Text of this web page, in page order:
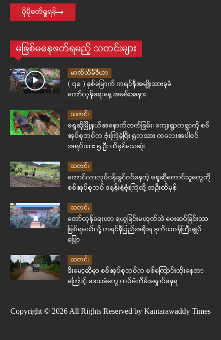
ပိုမိုဖတ်ရှုရန်
မဖြစ်မနေဖတ်ရမည့် သတင်းများ
မာလ်တီမီဒီယာ
( ၇၈ ) နှစ်မြောက် ကရင်နီအမျိုးသားခုခံ
တော်လှန်ရေးနေ့ အခမ်းအနား
သတင်း
ဖရူဆိုမြို့နယ်အနောက်ဘက်ခြမ်း၊ ကျေးရွာတရွာကို စစ်
အုပ်စုတပ်က ဗုံးကြဲခဲ့ပြီး ၅လသား ကလေးအပါဝင်
အရပ်သား ၅ ဦး ထိမှန်သေဆုံး
သတင်း
တောင်ယာလုပ်ငန်းခွင်ဝင်နေတဲ့ ဖရူဆိုတောင်သူတွေကို
စစ်အုပ်စုတပ် ဒရုန်းနဲ့ဗုံးကြဲလို့ တဦးထိမှန်
သတင်း
တော်လှန်ရေးဟာ ရယူခြင်းမဟုတ်ဘဲ ပေးဆပ်ခြင်းသာ
ဖြစ်ရမယ်လို့ ကရင်နီပြည်အစိုးရ ဒုတိယဝန်ကြီးချုပ်
ပြော
သတင်း
ဒီးမော့ဆိုမှာ စစ်အုပ်စုတပ်က စစ်ကြောင်းထိုးနေတာ
ကြောင့် ဒေသခံတွေ ထပ်မံတိမ်းရှောင်နေရ
Copyright © 2026 All Rights Reserved by Kantarawaddy Times